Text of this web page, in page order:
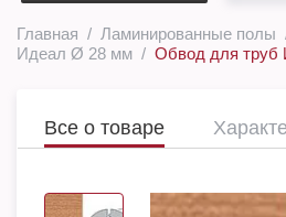
Главная Ламинированные полы
Идеал Ø 28 мм
Обвод для труб
Все о товаре